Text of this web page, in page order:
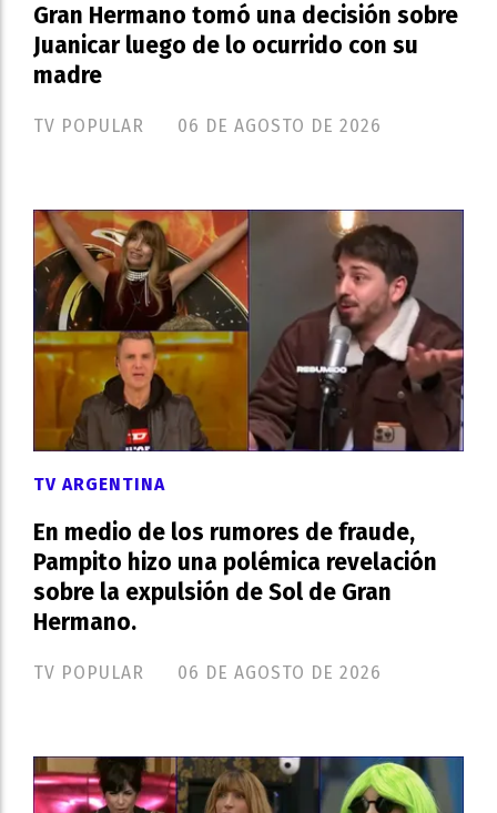
Gran Hermano tomó una decisión sobre
Juanicar luego de lo ocurrido con su
madre
TV POPULAR 06 DE AGOSTO DE 2026
En medio de los rumores de fraude,
Pampito hizo una polémica revelación
sobre la expulsión de Sol de Gran
Hermano.
TV POPULAR
TV ARGENTINA
06 DE AGOSTO DE 2026